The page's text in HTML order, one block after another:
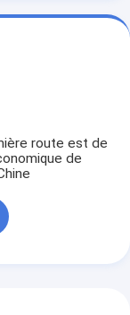
route est de
de